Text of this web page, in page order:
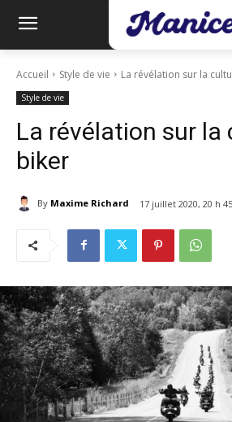
Accueil Style de vie La révélation sur la
Style de vie
La révélation sur la
biker
By Maxime Richard 17 juillet 2020, 20 h